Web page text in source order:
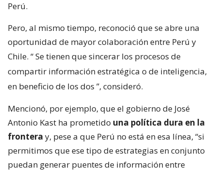
Perú.
Pero, al mismo tiempo, reconoció que se abre una
oportunidad de mayor colaboración entre Perú y
Chile. “Se tienen que sincerar los procesos de
compartir información estratégica o de inteligencia,
en beneficio de los dos ”, consideró.
Mencionó, por ejemplo, que el gobierno de José
Antonio Kast ha prometido una política dura en la
frontera y, pese a que Perú no está en esa línea, “si
permitimos que ese tipo de estrategias en conjunto
puedan generar puentes de información entre